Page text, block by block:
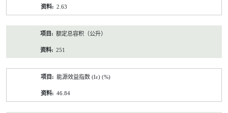
2.63
额定总容积（公升）
251
能源效益指数 (Iε) (%)
46.84